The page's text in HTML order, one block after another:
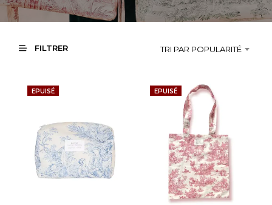
FILTRER TRI PAR POPULARITÉ
EPUISÉ EPUISÉ